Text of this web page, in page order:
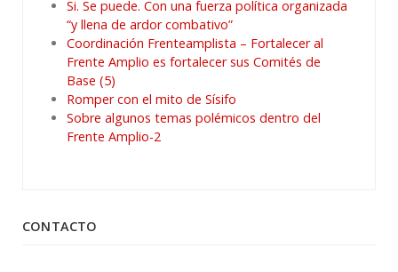
Si. Se puede. Con una fuerza política organizada
“y llena de ardor combativo”
Coordinación Frenteamplista – Fortalecer al
Frente Amplio es fortalecer sus Comités de
Base (5)
Romper con el mito de Sísifo
Sobre algunos temas polémicos dentro del
Frente Amplio-2
CONTACTO